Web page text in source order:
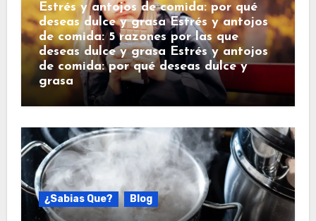
Estrés y antojos de comida: por qué
deseas dulce y grasa Estrés y antojos
de comida: 5 razones por las que
deseas dulce y grasa Estrés y antojos
de comida: por qué deseas dulce y
grasa
¿Sabias Que? Blog